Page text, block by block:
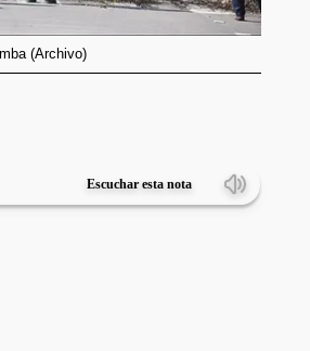
(Archivo)
Escuchar esta nota